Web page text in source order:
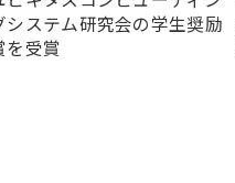
システム研究会の学生奨励
を受賞